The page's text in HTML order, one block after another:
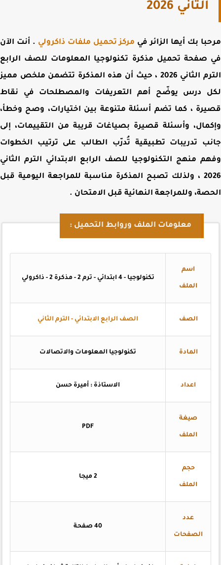
الثاني 2026
بك أيها الزائر فيمركز تحميل ملفات ذاكرولي. أنت الآن
صفحةتحميل مذكرة تكنولوجيا المعلومات للصف الرابع
الثاني 2026 ،
حيث أن هذه المذكرة تتضمن ملخص مميز
درس يوضّح أهم التعريفات والمصطلحات في نقاط
، كما تضم أسئلة متنوعة بين اختيارات، وصح وخطأ،
وأسئلة قصيرة بصياغات قريبة من التقييمات، إلى
تدريبات تطبيقية تُدرّب الطالب على ترتيب الخطوات
منهج التكنولوجيا للصف الرابع الابتدائي الترم الثاني
2026 ، ولذلك تصبح المذكرة مناسبة للمراجعة اليومية قبل
وللمراجعة النهائية قبل الامتحان.
معلومات الملف وروابط التحميل :
اسم
الملف
تكنولوجيا - 4 ابتدائي - ترم 2 - مذكرة 2 - ذاكرولي
الصف الصف الرابع الابتدائي - الترم الثاني
المادة تكنولوجيا المعلومات والاتصالات
اعداد الاستاذة : أميرة حسن
صيغة
الملف
PDF
حجم
الملف
عدد
الصفحات